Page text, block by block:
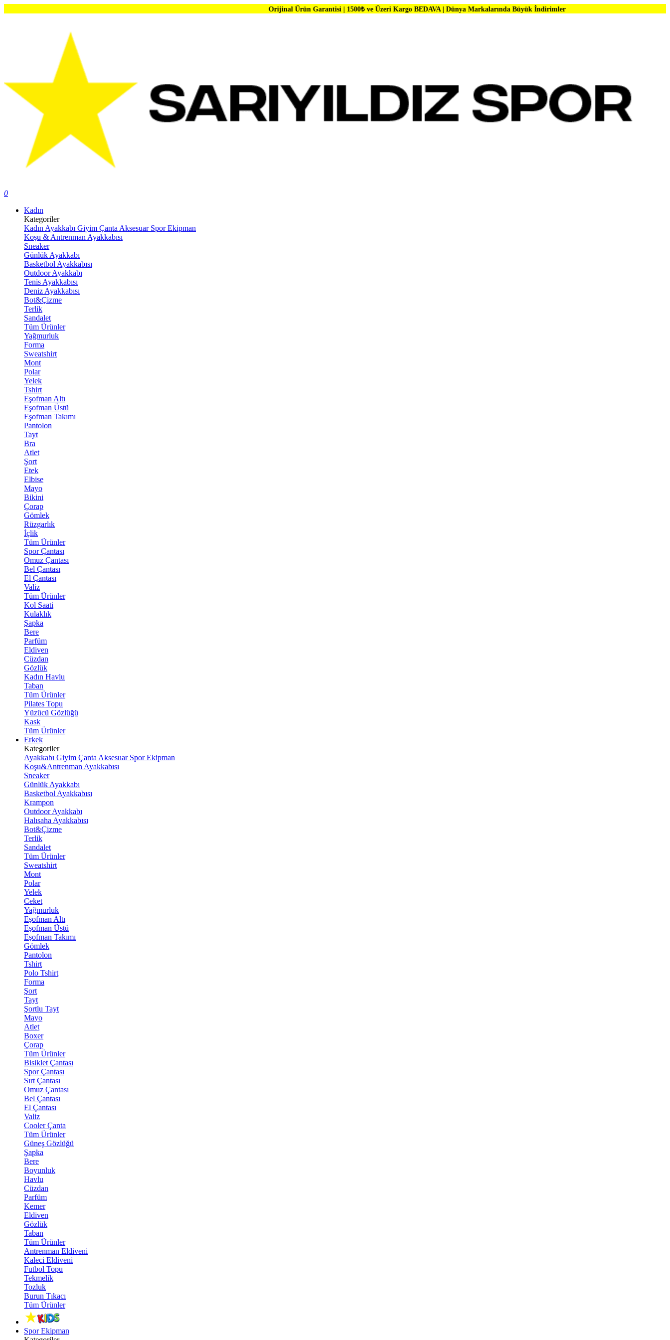
Orijinal Ürün Garantisi | 1500₺ ve Üzeri Kargo BEDAVA | Dünya Markalarında Büyük İndirimler
0
Kadın
Kategoriler
Kadın Ayakkabı Giyim Çanta Aksesuar Spor Ekipman
Koşu & Antrenman Ayakkabısı
Sneaker
Günlük Ayakkabı
Basketbol Ayakkabısı
Outdoor Ayakkabı
Tenis Ayakkabısı
Deniz Ayakkabısı
Bot&Çizme
Terlik
Sandalet
Tüm Ürünler
Yağmurluk
Forma
Sweatshirt
Mont
Polar
Yelek
Tshirt
Eşofman Altı
Eşofman Üstü
Eşofman Takımı
Pantolon
Tayt
Bra
Atlet
Şort
Etek
Elbise
Mayo
Bikini
Çorap
Gömlek
Rüzgarlık
İçlik
Tüm Ürünler
Spor Çantası
Omuz Çantası
Bel Çantası
El Çantası
Valiz
Tüm Ürünler
Kol Saati
Kulaklık
Şapka
Bere
Parfüm
Eldiven
Cüzdan
Gözlük
Kadın Havlu
Taban
Tüm Ürünler
Pilates Topu
Yüzücü Gözlüğü
Kask
Tüm Ürünler
Erkek
Kategoriler
Ayakkabı Giyim Çanta Aksesuar Spor Ekipman
Koşu&Antrenman Ayakkabısı
Sneaker
Günlük Ayakkabı
Basketbol Ayakkabısı
Krampon
Outdoor Ayakkabı
Halısaha Ayakkabısı
Bot&Çizme
Terlik
Sandalet
Tüm Ürünler
Sweatshirt
Mont
Polar
Yelek
Ceket
Yağmurluk
Eşofman Altı
Eşofman Üstü
Eşofman Takımı
Gömlek
Pantolon
Tshirt
Polo Tshirt
Forma
Şort
Tayt
Şortlu Tayt
Mayo
Atlet
Boxer
Çorap
Tüm Ürünler
Bisiklet Çantası
Spor Çantası
Sırt Çantası
Omuz Çantası
Bel Çantası
El Çantası
Valiz
Cooler Çanta
Tüm Ürünler
Güneş Gözlüğü
Şapka
Bere
Boyunluk
Havlu
Cüzdan
Parfüm
Kemer
Eldiven
Gözlük
Taban
Tüm Ürünler
Antrenman Eldiveni
Kaleci Eldiveni
Futbol Topu
Tekmelik
Tozluk
Burun Tıkacı
Tüm Ürünler
Spor Ekipman